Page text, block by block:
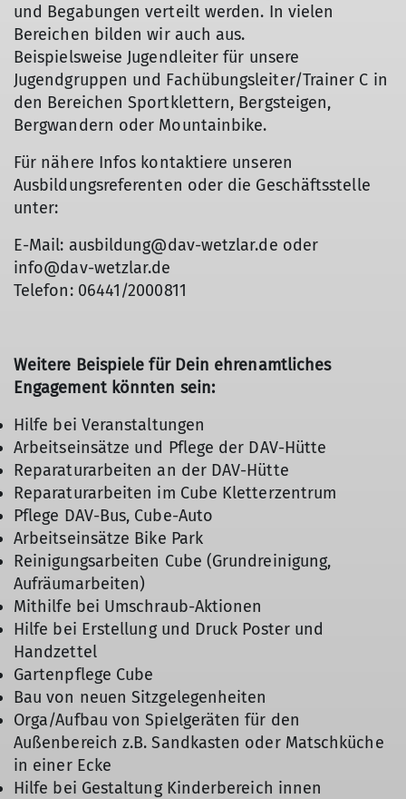
und Begabungen verteilt werden. In vielen
Bereichen bilden wir auch aus.
Beispielsweise Jugendleiter für unsere
Jugendgruppen und Fachübungsleiter/Trainer C in
den Bereichen Sportklettern, Bergsteigen,
Bergwandern oder Mountainbike.
Für nähere Infos kontaktiere unseren
Ausbildungsreferenten oder die Geschäftsstelle
unter:
E-Mail: ausbildung@dav-wetzlar.de oder
info@dav-wetzlar.de
Telefon: 06441/2000811
Weitere Beispiele für Dein ehrenamtliches
Engagement könnten sein:
Hilfe bei Veranstaltungen
Arbeitseinsätze und Pflege der DAV-Hütte
Reparaturarbeiten an der DAV-Hütte
Reparaturarbeiten im Cube Kletterzentrum
Pflege DAV-Bus, Cube-Auto
Arbeitseinsätze Bike Park
Reinigungsarbeiten Cube (Grundreinigung,
Aufräumarbeiten)
Mithilfe bei Umschraub-Aktionen
Hilfe bei Erstellung und Druck Poster und
Handzettel
Gartenpflege Cube
Bau von neuen Sitzgelegenheiten
Orga/Aufbau von Spielgeräten für den
Außenbereich z.B. Sandkasten oder Matschküche
in einer Ecke
Hilfe bei Gestaltung Kinderbereich innen